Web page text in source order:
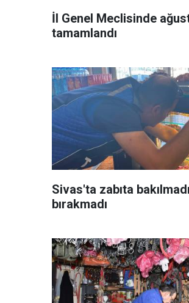
İl Genel Meclisinde
tamamlandı
Sivas'ta zabıta
bırakmadı